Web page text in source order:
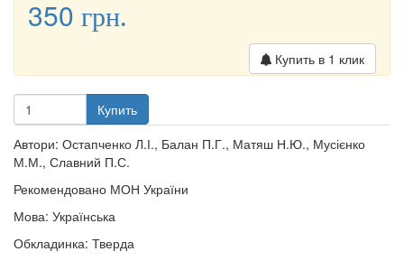
350 грн.
Купить в 1 клик
Купить
Автори: Остапченко Л.І., Балан П.Г., Матяш Н.Ю., Мусієнко
М.М., Славний П.С.
Рекомендовано МОН України
Мова: Українська
Обкладинка: Тверда